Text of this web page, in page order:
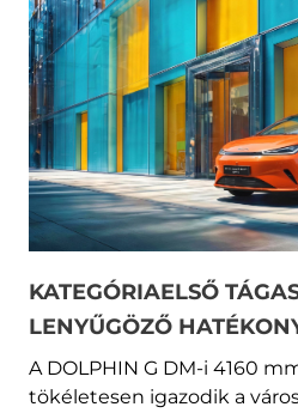
KATEGÓRIAELSŐ
LENYŰGÖZŐ
A DOLPHIN G DM-i 4160
tökéletesen igazodik a